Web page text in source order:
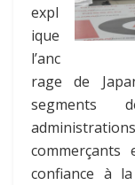
expl
ique
l’anc
rage de
segments
confiance à